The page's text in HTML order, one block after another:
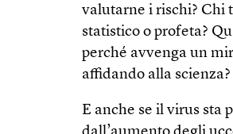
valutarne i rischi? Chi
statistico o profeta?
perché avvenga un
affidando alla scienza?
E anche se il virus sta